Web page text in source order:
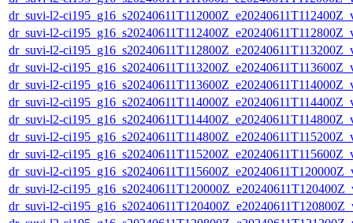
dr_suvi-l2-
dr_suvi-l2-
dr_suvi-l2-
dr_suvi-l2-
dr_suvi-l2-
dr_suvi-l2-
dr_suvi-l2-
dr_suvi-l2-
dr_suvi-l2-
dr_suvi-l2-
dr_suvi-l2-
dr_suvi-l2-